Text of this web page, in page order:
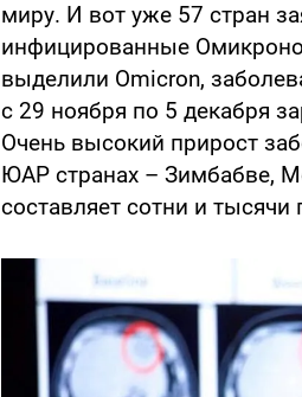
миру. И вот уже 57 стран
инфицированные
выделили Omicron,
с 29 ноября по 5 декабря
Очень высокий прирост
ЮАР странах – Зимбабве,
составляет сотни и тысячи